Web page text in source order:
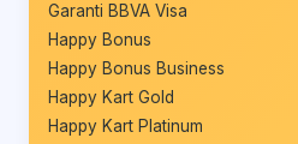
Garanti BBVA Visa
Happy Bonus
Happy Bonus Business
Happy Kart Gold
Happy Kart Platinum